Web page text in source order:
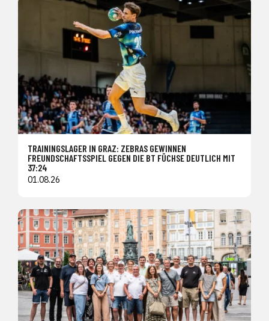
TRAININGSLAGER IN GRAZ: ZEBRAS GEWINNEN
FREUNDSCHAFTSSPIEL GEGEN DIE BT FÜCHSE DEUTLICH MIT
37:24
01.08.26